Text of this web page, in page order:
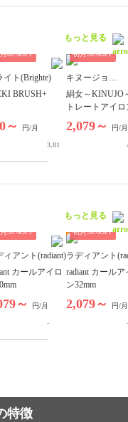
もっと見る
88%OFF
イト(Brighte)
BRUSH+
～ 円/月
3.81
初月30%OFF
キヌージョ
(KINUJO)
絹女～KINUJO
トレートアイロ
2,079～ 円/月
もっと見る
30%OFF
ィアント(radiant)
カールアイロ
～ 円/月
-
初月30%OFF
ラディアント
radiant カールア
ン32mm
2,079～ 円/月
-
特徴